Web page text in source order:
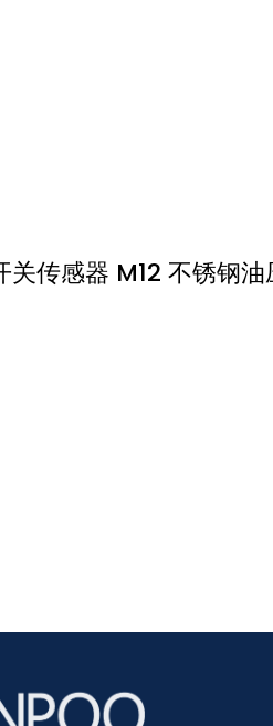
传感器 M12 不锈钢